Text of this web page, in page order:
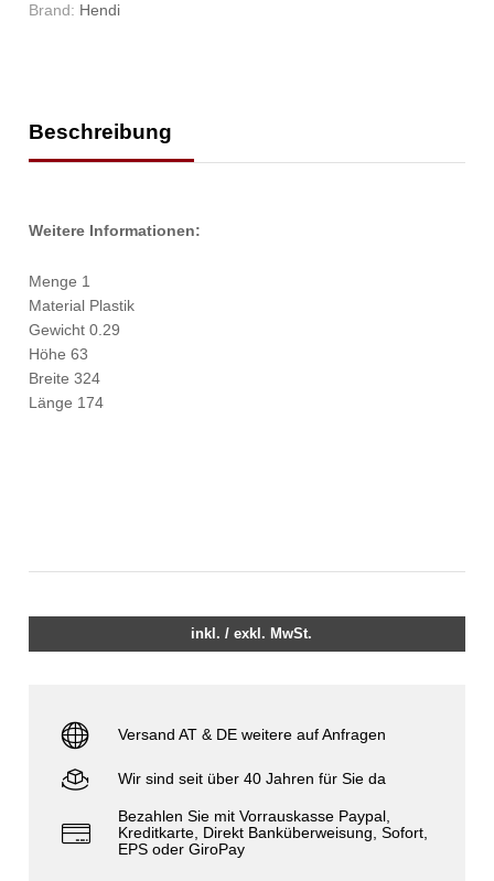
Brand: Hendi
Beschreibung
Weitere Informationen:
Menge 1
Material Plastik
Gewicht 0.29
Höhe 63
Breite 324
Länge 174
inkl. / exkl. MwSt.
Versand AT & DE weitere auf Anfragen
Wir sind seit über 40 Jahren für Sie da
Bezahlen Sie mit Vorrauskasse Paypal,
Kreditkarte, Direkt Banküberweisung, Sofort,
EPS oder GiroPay